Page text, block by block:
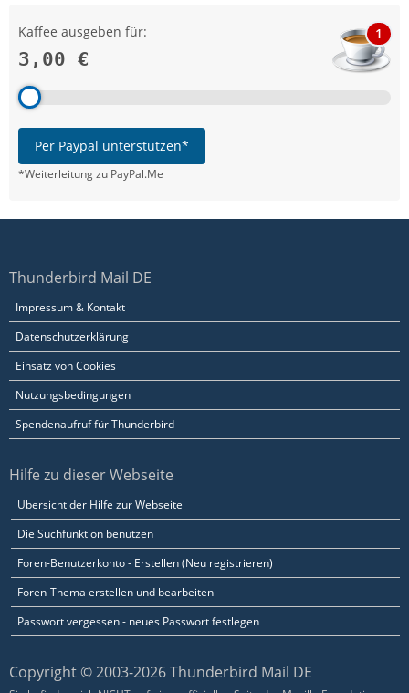
Kaffee ausgeben für:
3,00 €
1
Per Paypal unterstützen*
*Weiterleitung zu PayPal.Me
Thunderbird Mail DE
Impressum & Kontakt
Datenschutzerklärung
Einsatz von Cookies
Nutzungsbedingungen
Spendenaufruf für Thunderbird
Hilfe zu dieser Webseite
Übersicht der Hilfe zur Webseite
Die Suchfunktion benutzen
Foren-Benutzerkonto - Erstellen (Neu registrieren)
Foren-Thema erstellen und bearbeiten
Passwort vergessen - neues Passwort festlegen
Copyright © 2003-2026 Thunderbird Mail DE